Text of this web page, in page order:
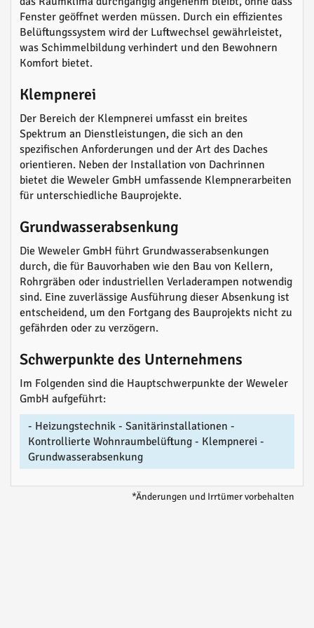
Fenster geöffnet werden müssen. Durch ein effizientes
Belüftungssystem wird der Luftwechsel gewährleistet,
was Schimmelbildung verhindert und den Bewohnern
Komfort bietet.
Klempnerei
Der Bereich der Klempnerei umfasst ein breites
Spektrum an Dienstleistungen, die sich an den
spezifischen Anforderungen und der Art des Daches
orientieren. Neben der Installation von Dachrinnen
bietet die Weweler GmbH umfassende Klempnerarbeiten
für unterschiedliche Bauprojekte.
Grundwasserabsenkung
Die Weweler GmbH führt Grundwasserabsenkungen
durch, die für Bauvorhaben wie den Bau von Kellern,
Rohrgräben oder industriellen Verladerampen notwendig
sind. Eine zuverlässige Ausführung dieser Absenkung ist
entscheidend, um den Fortgang des Bauprojekts nicht zu
gefährden oder zu verzögern.
Schwerpunkte des Unternehmens
Im Folgenden sind die Hauptschwerpunkte der Weweler
GmbH aufgeführt:
- Heizungstechnik - Sanitärinstallationen -
Kontrollierte Wohnraumbelüftung - Klempnerei -
Grundwasserabsenkung
*Änderungen und Irrtümer vorbehalten